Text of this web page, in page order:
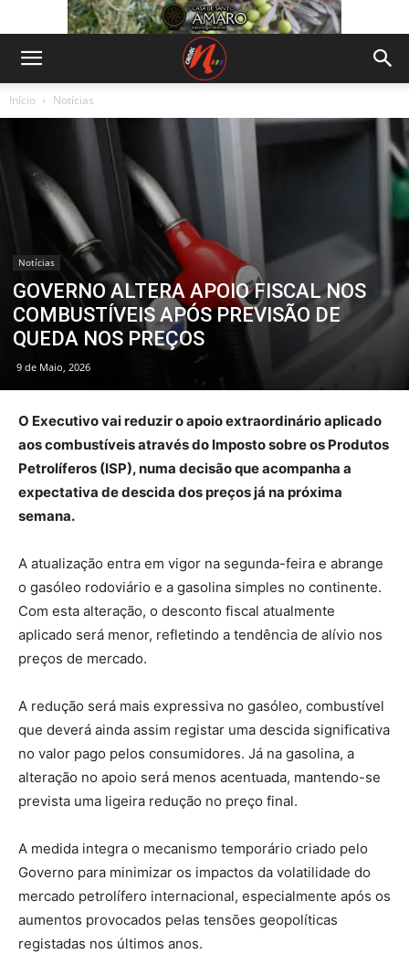
Início Notícias
Notícias
GOVERNO ALTERA APOIO FISCAL NOS
COMBUSTÍVEIS APÓS PREVISÃO DE
QUEDA NOS PREÇOS
9 de Maio, 2026
O Executivo vai reduzir o apoio extraordinário aplicado
aos combustíveis através do Imposto sobre os Produtos
Petrolíferos (ISP), numa decisão que acompanha a
expectativa de descida dos preços já na próxima
semana.
A atualização entra em vigor na segunda-feira e abrange
o gasóleo rodoviário e a gasolina simples no continente.
Com esta alteração, o desconto fiscal atualmente
aplicado será menor, refletindo a tendência de alívio nos
preços de mercado.
A redução será mais expressiva no gasóleo, combustível
que deverá ainda assim registar uma descida significativa
no valor pago pelos consumidores. Já na gasolina, a
alteração no apoio será menos acentuada, mantendo-se
prevista uma ligeira redução no preço final.
A medida integra o mecanismo temporário criado pelo
Governo para minimizar os impactos da volatilidade do
mercado petrolífero internacional, especialmente após os
aumentos provocados pelas tensões geopolíticas
registadas nos últimos anos.